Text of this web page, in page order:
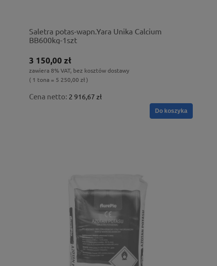
Saletra potas-wapn.Yara Unika Calcium
BB600kg-1szt
3 150,00 zł
zawiera 8% VAT, bez kosztów dostawy
( 1 tona = 5 250,00 zł )
Cena netto: 2 916,67 zł
Do koszyka